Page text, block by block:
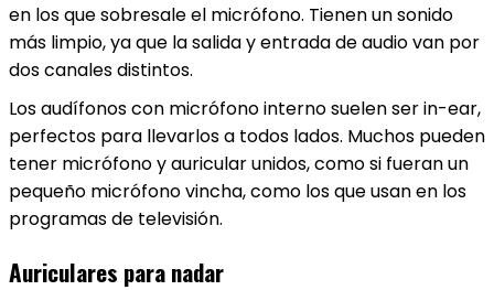
en los que sobresale el micrófono. Tienen un sonido
más limpio, ya que la salida y entrada de audio van por
dos canales distintos.
Los audífonos con micrófono interno suelen ser in-ear,
perfectos para llevarlos a todos lados. Muchos pueden
tener micrófono y auricular unidos, como si fueran un
pequeño micrófono vincha, como los que usan en los
programas de televisión.
Auriculares para nadar